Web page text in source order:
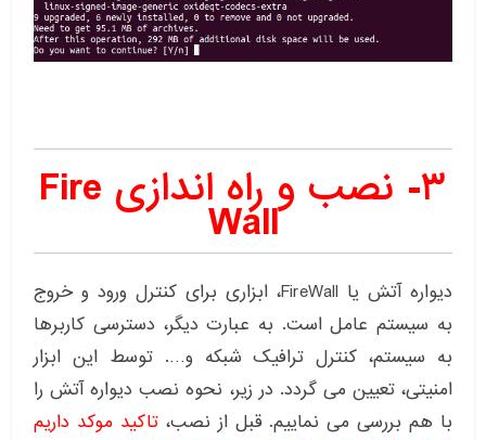
۳- نصب و راه اندازی Fire
Wall
دیواره آتش یا FireWall، ابزاری برای کنترل ورود و خروج
به سیستم عامل است. به عبارت دیگر، دسترسی کاربرها
به سیستم، کنترل ترافیک شبکه و…. توسط این ابزار
امنیتی، تعیین می گردد. در زیر، نحوه نصب دیواره آتش را
با هم بررسی می نماییم. قبل از نصب،تاکید موکد داریم